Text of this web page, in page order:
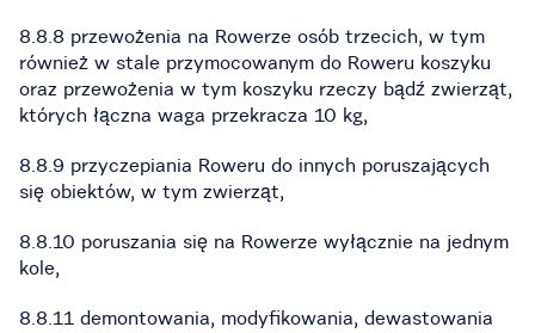
8.8.8 przewożenia na Rowerze osób trzecich, w tym
również w stale przymocowanym do Roweru koszyku
oraz przewożenia w tym koszyku rzeczy bądź zwierząt,
których łączna waga przekracza 10 kg,
8.8.9 przyczepiania Roweru do innych poruszających
się obiektów, w tym zwierząt,
8.8.10 poruszania się na Rowerze wyłącznie na jednym
kole,
8.8.11 demontowania, modyfikowania, dewastowania